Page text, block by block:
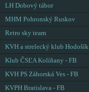
LH Dobový tábor
MHM Pohronský Ruskov
Retro sky team
KVH a strelecký klub Hodošík
Klub ČSĽA Kolíňany - FB
KVH PS Záhorská Ves - FB
KVPH Bratislava - FB